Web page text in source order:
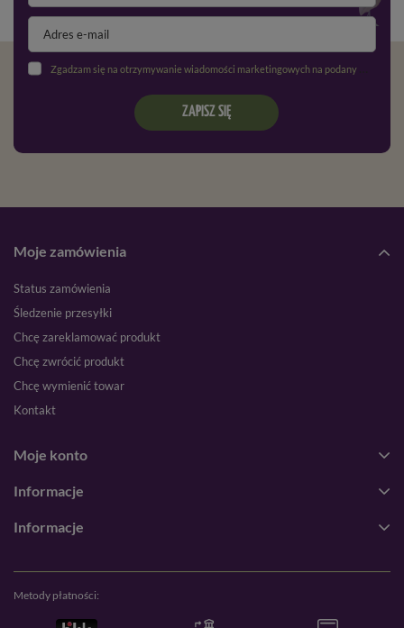
Zgadzam się na otrzymywanie wiadomości marketingowych na podany adres e-mail oraz przetwarzanie danych osobowych zgodnie z
ZAPISZ SIĘ
Moje zamówienia
Status zamówienia
Śledzenie przesyłki
Chcę zareklamować produkt
Chcę zwrócić produkt
Chcę wymienić towar
Kontakt
Moje konto
Informacje
Informacje
Metody płatności: